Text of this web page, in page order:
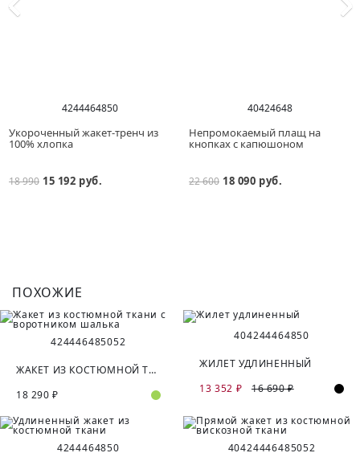
4244464850
Укороченный жакет-тренч из
100% хлопка
18 990 15 192 руб.
40424648
Непромокаемый плащ на
кнопках с капюшоном
22 600 18 090 руб.
ПОХОЖИЕ
424446485052
ЖАКЕТ ИЗ КОСТЮМНОЙ ТКАНИ С ВОРОТНИКОМ ШАЛЬКА
18 290 ₽
404244464850
ЖИЛЕТ УДЛИНЕННЫЙ
13 352 ₽
16 690 ₽
4244464850 40424446485052